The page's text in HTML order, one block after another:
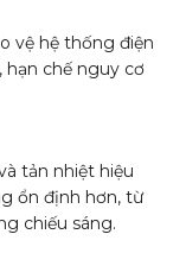
vệ hệ thống điện
chế nguy cơ
tản nhiệt hiệu
ổn định hơn, từ
chiếu sáng.